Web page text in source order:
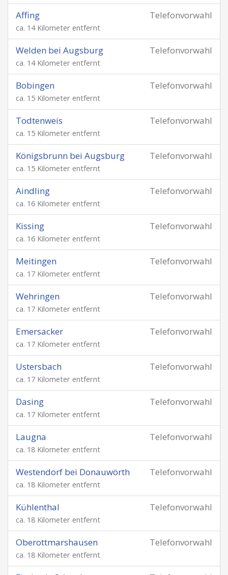
Telefonvorwahl
Affing
ca. 14 Kilometer entfernt
Telefonvorwahl
Welden bei Augsburg
ca. 14 Kilometer entfernt
Telefonvorwahl
Bobingen
ca. 15 Kilometer entfernt
Telefonvorwahl
Todtenweis
ca. 15 Kilometer entfernt
Telefonvorwahl
Königsbrunn bei Augsburg
ca. 15 Kilometer entfernt
Telefonvorwahl
Aindling
ca. 16 Kilometer entfernt
Telefonvorwahl
Kissing
ca. 16 Kilometer entfernt
Telefonvorwahl
Meitingen
ca. 17 Kilometer entfernt
Telefonvorwahl
Wehringen
ca. 17 Kilometer entfernt
Telefonvorwahl
Emersacker
ca. 17 Kilometer entfernt
Telefonvorwahl
Ustersbach
ca. 17 Kilometer entfernt
Telefonvorwahl
Dasing
ca. 17 Kilometer entfernt
Telefonvorwahl
Laugna
ca. 18 Kilometer entfernt
Telefonvorwahl
Westendorf bei Donauwörth
ca. 18 Kilometer entfernt
Telefonvorwahl
Kühlenthal
ca. 18 Kilometer entfernt
Telefonvorwahl
Oberottmarshausen
ca. 18 Kilometer entfernt